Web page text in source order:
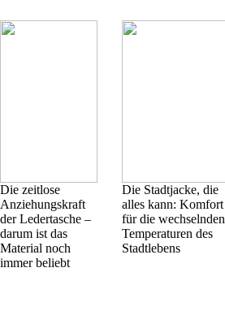
Die zeitlose
Anziehungskraft
der Ledertasche –
darum ist das
Material noch
immer beliebt
Die Stadtjacke, die
alles kann: Komfort
für die wechselnden
Temperaturen des
Stadtlebens